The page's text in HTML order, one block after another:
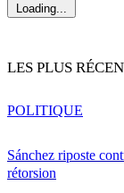
Loading...
LES PLUS
Sánchez riposte
rétorsion
POLITIQUE